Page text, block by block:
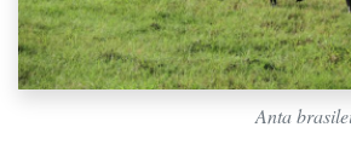
Anta